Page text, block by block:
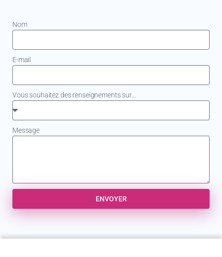
Nom
E-mail
Vous souhaitez des renseignements sur...
Message
ENVOYER